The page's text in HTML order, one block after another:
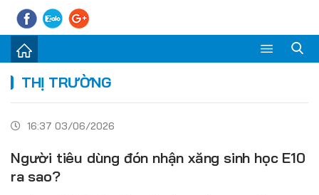
Kinh tế - Tiêu dùng
Đời sống
Thị trường
THỊ TRƯỜNG
16:37 03/06/2026
Người tiêu dùng đón nhận xăng sinh học E10
ra sao?